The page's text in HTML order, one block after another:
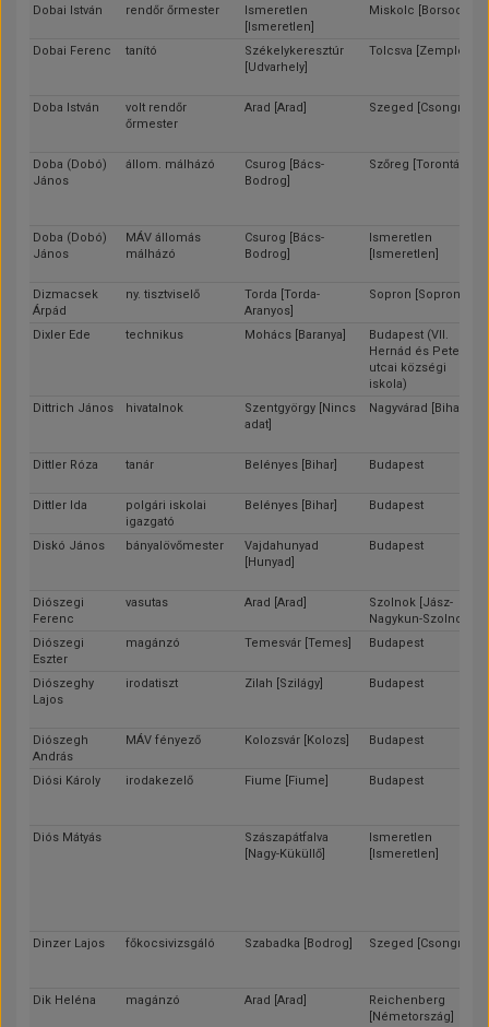
Dobai István rendőr őrmester
Ismeretlen
[Ismeretlen]
Miskolc [Borsod]
Dobai Ferenc tanító
Székelykeresztúr
[Udvarhely]
Tolcsva [Zemplén]
Doba István
volt rendőr
őrmester
Arad [Arad] Szeged [Csongrád]
Doba (Dobó)
János
állom. málházó
Csurog [Bács-
Bodrog]
Szőreg [Torontál]
Doba (Dobó)
János
MÁV állomás
málházó
Csurog [Bács-
Bodrog]
Ismeretlen
[Ismeretlen]
Dizmacsek
Árpád
ny. tisztviselő
Torda [Torda-
Aranyos]
Sopron [Sopron]
Dixler Ede technikus Mohács [Baranya]
Budapest (VII.
Hernád és Peterdi
utcai községi
iskola)
Dittrich János hivatalnok
Szentgyörgy [Nincs
adat]
Nagyvárad [Bihar]
Dittler Róza tanár Belényes [Bihar] Budapest
Dittler Ida
polgári iskolai
igazgató
Belényes [Bihar] Budapest
Diskó János bányalövőmester
Vajdahunyad
[Hunyad]
Budapest
Diószegi
Ferenc
vasutas Arad [Arad]
Szolnok [Jász-
Nagykun-Szolnok]
Diószegi
Eszter
magánzó Temesvár [Temes] Budapest
Diószeghy
Lajos
irodatiszt Zilah [Szilágy] Budapest
Diószegh
András
MÁV fényező Kolozsvár [Kolozs] Budapest
Diósi Károly irodakezelő Fiume [Fiume] Budapest
Diós Mátyás
Szászapátfalva
[Nagy-Küküllő]
Ismeretlen
[Ismeretlen]
Dinzer Lajos főkocsivizsgáló Szabadka [Bodrog] Szeged [Csongrád]
Dik Heléna magánzó Arad [Arad]
Reichenberg
[Németország]